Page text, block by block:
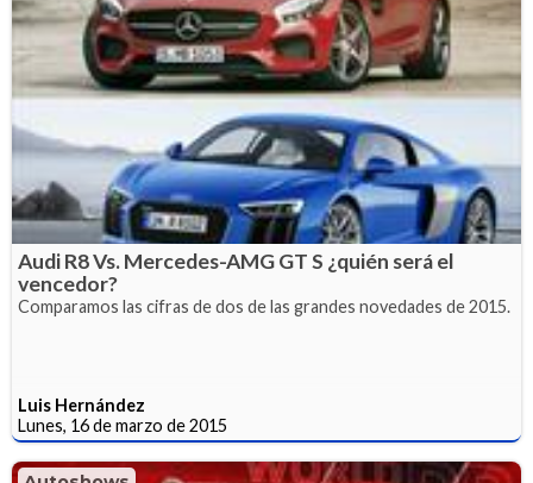
Audi R8 Vs. Mercedes-AMG GT S ¿quién será el
vencedor?
Comparamos las cifras de dos de las grandes novedades de 2015.
Luis Hernández
Lunes, 16 de marzo de 2015